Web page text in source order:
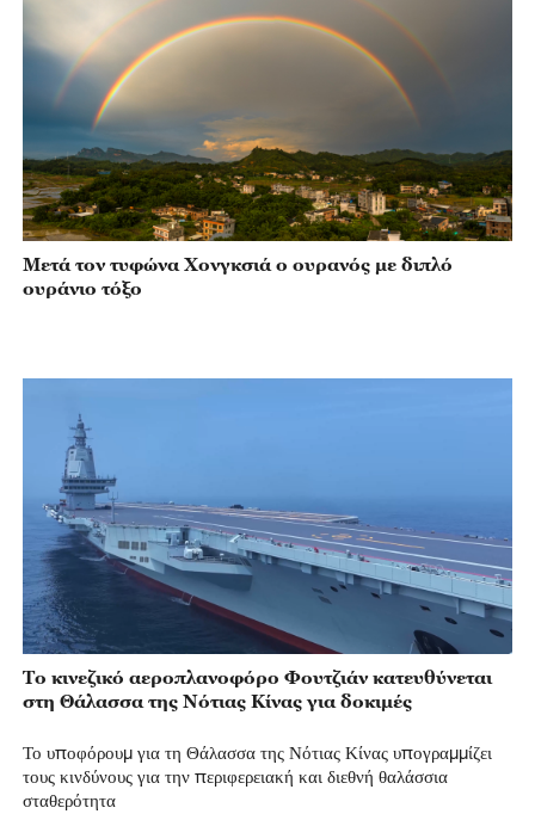
Μετά τον τυφώνα Χονγκσιά ο ουρανός με διπλό
ουράνιο τόξο
Το κινεζικό αεροπλανοφόρο Φουτζιάν κατευθύνεται
στη Θάλασσα της Νότιας Κίνας για δοκιμές
Το υποφόρουμ για τη Θάλασσα της Νότιας Κίνας υπογραμμίζει
τους κινδύνους για την περιφερειακή και διεθνή θαλάσσια
σταθερότητα